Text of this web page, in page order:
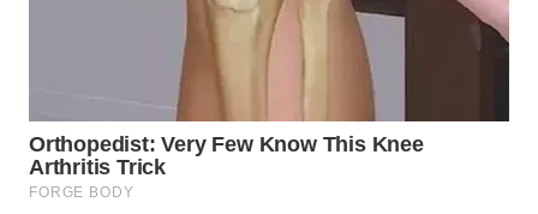
BEKASI
WN